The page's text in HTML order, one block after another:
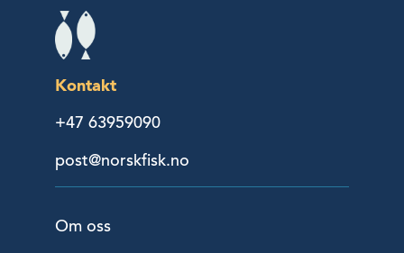
Kontakt
+47 63959090
post@norskfisk.no
Om oss